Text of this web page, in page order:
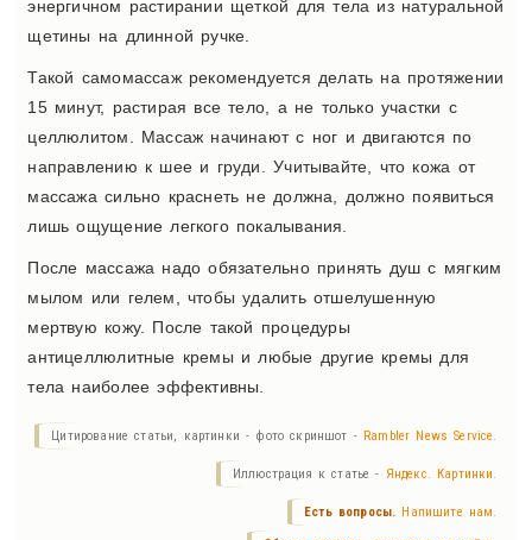
энергичном растирании щеткой для тела из натуральной
щетины на длинной ручке.
Такой самомассаж рекомендуется делать на протяжении
15 минут, растирая все тело, а не только участки с
целлюлитом. Массаж начинают с ног и двигаются по
направлению к шее и груди. Учитывайте, что кожа от
массажа сильно краснеть не должна, должно появиться
лишь ощущение легкого покалывания.
После массажа надо обязательно принять душ с мягким
мылом или гелем, чтобы удалить отшелушенную
мертвую кожу. После такой процедуры
антицеллюлитные кремы и любые другие кремы для
тела наиболее эффективны.
Цитирование статьи, картинки - фото скриншот - Rambler News Service.
Иллюстрация к статье - Яндекс. Картинки.
Есть вопросы. Напишите нам.